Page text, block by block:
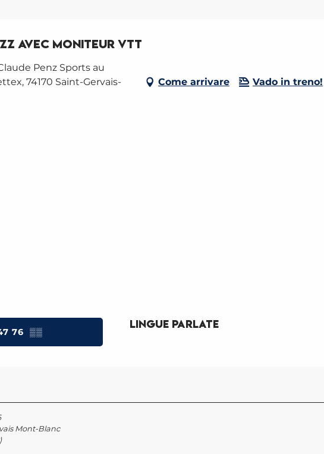
avec moniteur VTT
Penz Sports au
74170 Saint-Gervais-
Come arrivare Vado in treno!
76 ▒▒
Lingue parlate
Lingue parlate
Mont-Blanc
)